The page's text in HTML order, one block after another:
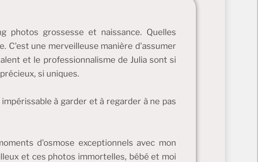
photos grossesse et naissance. Quelles
C'est une merveilleuse manière d'assumer
et le professionnalisme de Julia sont si
si uniques.
à garder et à regarder à ne pas
d'osmose exceptionnels avec mon
et ces photos immortelles, bébé et moi